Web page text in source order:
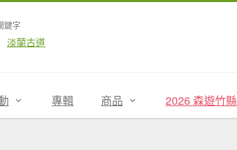
鍵字
淡蘭古道
專輯 商品 2026 森遊竹縣